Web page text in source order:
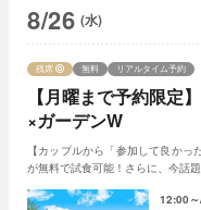
8/26 (水)
【月曜まで予約限定
×ガーデンW
残席 無料 リアルタイム予約
【カップルから「参加して良か
が無料で試食可能！さらに、今話
12:00～